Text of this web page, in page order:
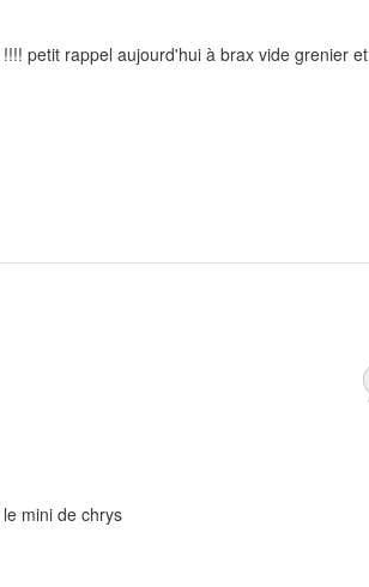
petit rappel aujourd'hui à brax vide grenier et
mini de chrys